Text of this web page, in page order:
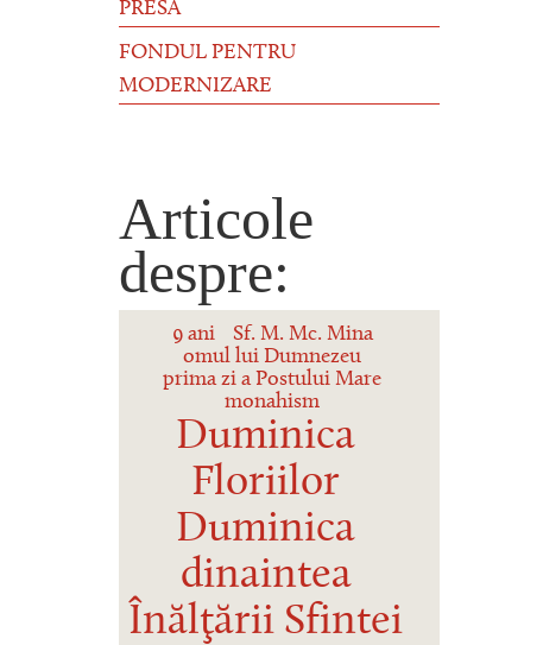
PRESĂ
FONDUL PENTRU
MODERNIZARE
Articole
despre:
9 ani
Sf. M. Mc. Mina
omul lui Dumnezeu
prima zi a Postului Mare
monahism
Duminica
Floriilor
Duminica
dinaintea
Înălţării Sfintei